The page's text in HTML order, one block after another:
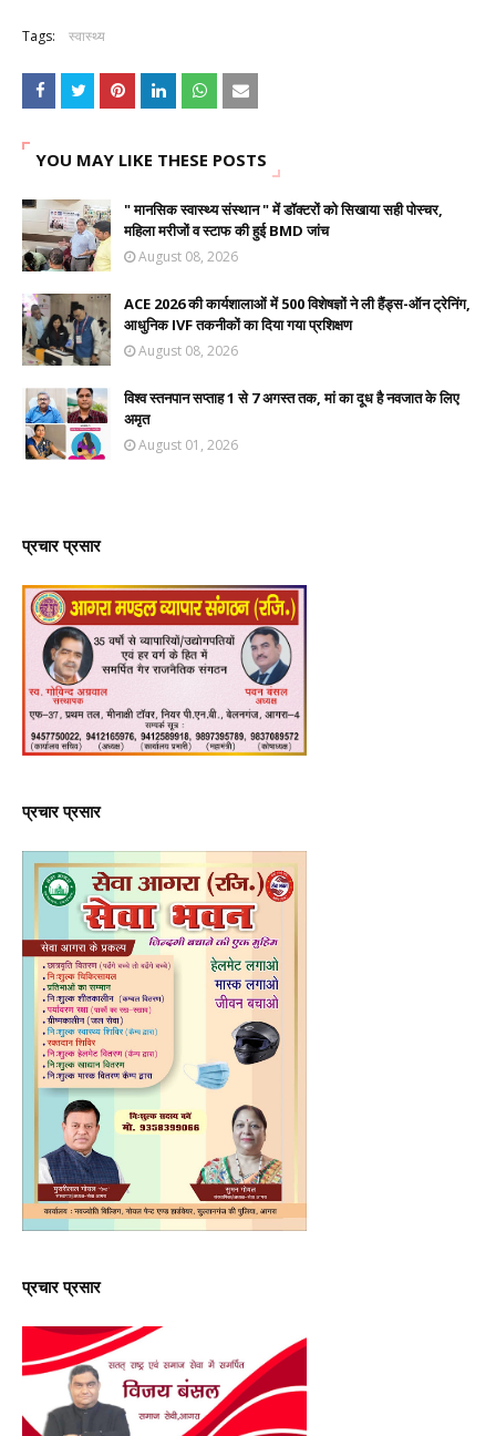
Tags: स्वास्थ्य
YOU MAY LIKE THESE POSTS
" मानसिक स्वास्थ्य संस्थान " में डॉक्टरों को सिखाया सही पोस्चर,
महिला मरीजों व स्टाफ की हुई BMD जांच
August 08, 2026
ACE 2026 की कार्यशालाओं में 500 विशेषज्ञों ने ली हैंड्स-ऑन ट्रेनिंग,
आधुनिक IVF तकनीकों का दिया गया प्रशिक्षण
August 08, 2026
विश्व स्तनपान सप्ताह 1 से 7 अगस्त तक, मां का दूध है नवजात के लिए
अमृत
August 01, 2026
प्रचार प्रसार
प्रचार प्रसार
प्रचार प्रसार